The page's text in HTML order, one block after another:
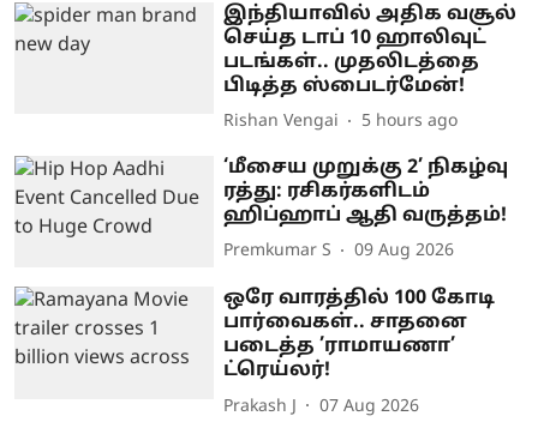
இந்தியாவில் அதிக வசூல்
செய்த டாப் 10 ஹாலிவுட்
படங்கள்.. முதலிடத்தை
பிடித்த ஸ்பைடர்மேன்!
Rishan Vengai 5 hours ago
‘மீசைய முறுக்கு 2’ நிகழ்வு
ரத்து: ரசிகர்களிடம்
ஹிப்ஹாப் ஆதி வருத்தம்!
Premkumar S 09 Aug 2026
ஒரே வாரத்தில் 100 கோடி
பார்வைகள்.. சாதனை
படைத்த ’ராமாயணா’
ட்ரெய்லர்!
Prakash J 07 Aug 2026